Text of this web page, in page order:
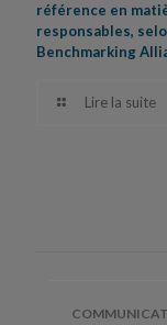
référence en
responsables,
Benchmarking
Lire la suite